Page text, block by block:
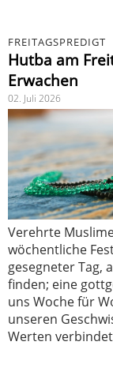
FREITAGSPREDIGT
Hutba am
Erwachen
02. Juli 2026
Verehrte
wöchentliche
gesegneter Tag,
finden; eine
uns Woche für
unseren
Werten